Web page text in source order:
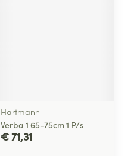
Hartmann
Verba 1 65-75cm 1 P/s
€ 71,31